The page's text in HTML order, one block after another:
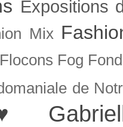
Expositions
Mix
Flocons Fog
de